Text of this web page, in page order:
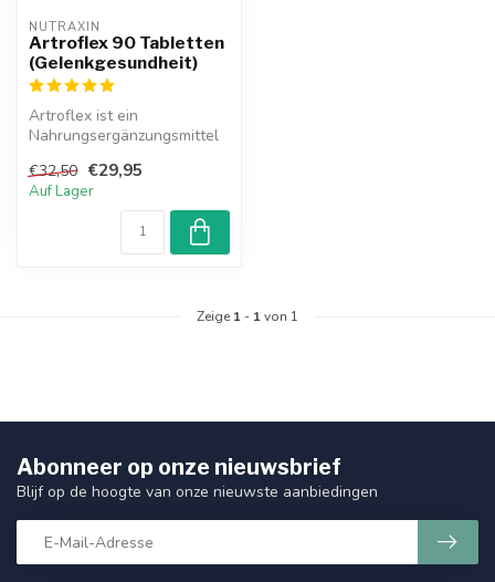
NUTRAXIN
Artroflex 90 Tabletten
(Gelenkgesundheit)
Artroflex ist ein
Nahrungsergänzungsmittel
Glucosamin, Ch...
€32,50 €29,95
Auf Lager
Zeige 1 - 1von 1
Abonneer op onze nieuwsbrief
Blijf op de hoogte van onze nieuwste aanbiedingen